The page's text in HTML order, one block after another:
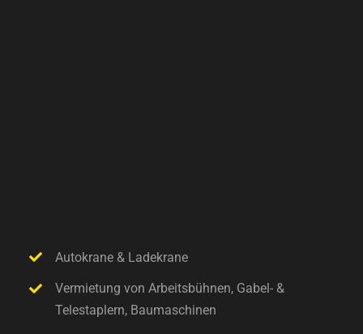
Autokrane & Ladekrane
Vermietung von Arbeitsbühnen, Gabel- &
Telestaplern, Baumaschinen